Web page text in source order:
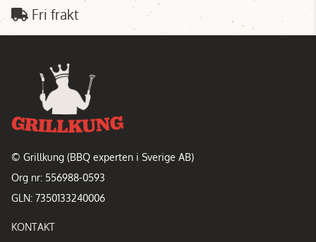
Fri frakt
© Grillkung (BBQ experten i Sverige AB)
Org nr: 556988-0593
GLN: 7350133240006
KONTAKT